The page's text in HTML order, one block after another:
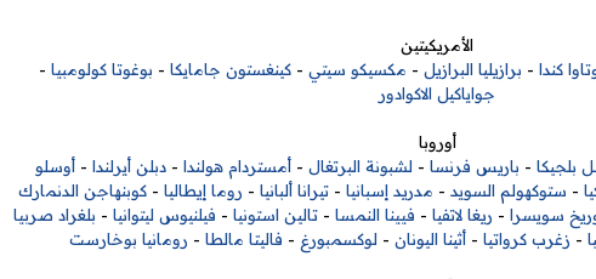
الأمريكيتين
كندا - برازيليا البرازيل - مكسيكو سيتي -كينغستون جامايكا - بوغوتا كولومبيا -
جواياكيل الاكوادور
أوروبا
بلجيكا - باريس فرنسا - لشبونة البرتغال - أمستردام هولندا - دبلن أيرلندا - أوسلو
- ستوكهولم السويد - مدريد إسبانيا -تيرانا ألبانيا - روما إيطاليا -كوبنهاجن الدنمارك
سويسرا - ريغا لاتفيا - فيينا النمسا - تالين استونيا - فيلنيوس ليتوانيا - بلغراد صربيا
- زغرب كرواتيا - أثينا اليونان - لوكسمبورغ - فاليتا مالطا - رومانيا بوخارست